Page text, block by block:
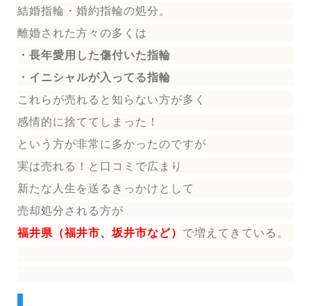
結婚指輪 ・婚約指輪の処分。
離婚された方々の多くは
・長年愛用した傷付いた指輪
・イニシャルが入ってる指輪
これらが売れると知らない方が多く
感情的に捨ててしまった！
という方が非常に多かったのですが
実は売れる！と口コミで広まり
新たな人生を送る きっかけとして
売却処分される方が
福井県（福井市、坂井市など） で増えてきている。